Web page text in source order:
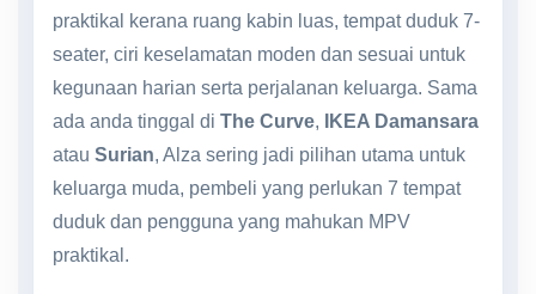
praktikal kerana ruang kabin luas, tempat duduk 7-
seater, ciri keselamatan moden dan sesuai untuk
kegunaan harian serta perjalanan keluarga. Sama
ada anda tinggal di The Curve,
IKEA Damansara
atau Surian, Alza sering jadi pilihan utama untuk
keluarga muda, pembeli yang perlukan 7 tempat
duduk dan pengguna yang mahukan MPV
praktikal.